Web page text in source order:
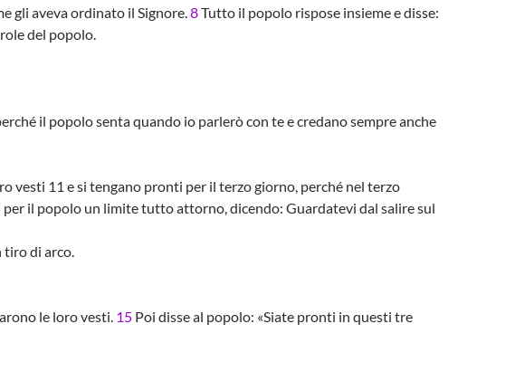
gli aveva ordinato il Signore.8Tutto il popolo rispose insieme e disse:
del popolo.
il popolo senta quando io parlerò con te e credano sempre anche
vesti 11 e si tengano pronti per il terzo giorno, perché nel terzo
per il popolo un limite tutto attorno, dicendo: Guardatevi dal salire sul
tiro di arco.
le loro vesti. 15 Poi disse al popolo: «Siate pronti in questi tre